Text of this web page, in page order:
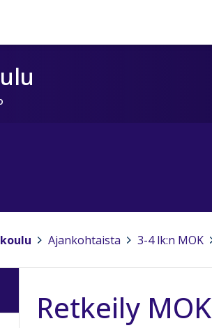
Ajankohtaista 3-4 lk:n MOK
Retkeily MOK